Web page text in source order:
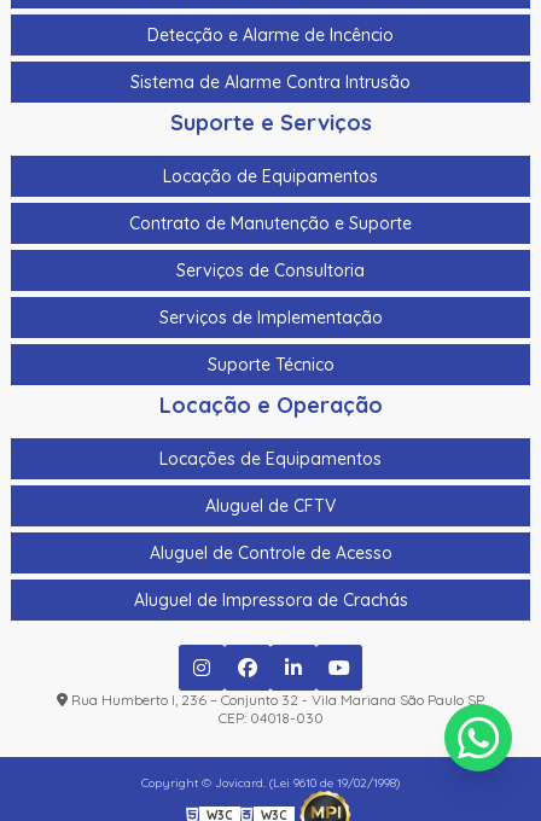
Detecção e Alarme de Incêncio
Sistema de Alarme Contra Intrusão
Suporte e Serviços
Locação de Equipamentos
Contrato de Manutenção e Suporte
Serviços de Consultoria
Serviços de Implementação
Suporte Técnico
Locação e Operação
Locações de Equipamentos
Aluguel de CFTV
Aluguel de Controle de Acesso
Aluguel de Impressora de Crachás
Rua Humberto I, 236 – Conjunto 32 - Vila Mariana São Paulo SP
CEP: 04018-030
Copyright © Jovicard. (Lei 9610 de 19/02/1998)
W3C W3C